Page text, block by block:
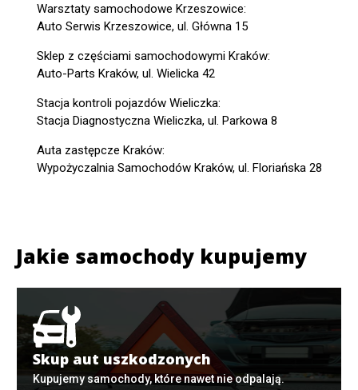
Warsztaty samochodowe Krzeszowice:
Auto Serwis Krzeszowice, ul. Główna 15
Sklep z częściami samochodowymi Kraków:
Auto-Parts Kraków, ul. Wielicka 42
Stacja kontroli pojazdów Wieliczka:
Stacja Diagnostyczna Wieliczka, ul. Parkowa 8
Auta zastępcze Kraków:
Wypożyczalnia Samochodów Kraków, ul. Floriańska 28
Jakie samochody kupujemy
Skup aut uszkodzonych
Kupujemy samochody, które nawet nie odpalają.